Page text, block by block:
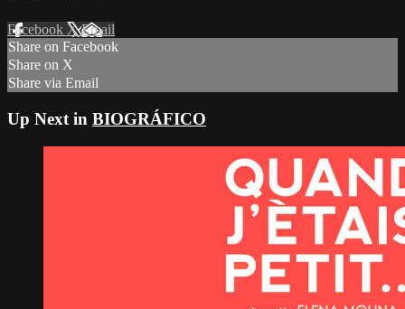
Facebook XEmail
Share on Facebook
Share on X
Share via Email
Up Next in BIOGRÁFICO